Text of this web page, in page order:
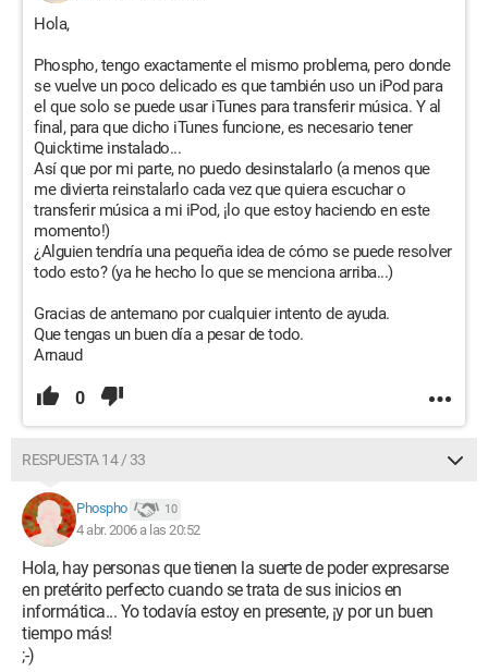
Hola,
Phospho, tengo exactamente el mismo problema, pero donde
se vuelve un poco delicado es que también uso un iPod para
el que solo se puede usar iTunes para transferir música. Y al
final, para que dicho iTunes funcione, es necesario tener
Quicktime instalado...
Así que por mi parte, no puedo desinstalarlo (a menos que
me divierta reinstalarlo cada vez que quiera escuchar o
transferir música a mi iPod, ¡lo que estoy haciendo en este
momento!)
¿Alguien tendría una pequeña idea de cómo se puede resolver
todo esto? (ya he hecho lo que se menciona arriba...)
Gracias de antemano por cualquier intento de ayuda.
Que tengas un buen día a pesar de todo.
Arnaud
0
RESPUESTA 14 / 33
Phospho 10
4 abr. 2006 a las 20:52
Hola, hay personas que tienen la suerte de poder expresarse
en pretérito perfecto cuando se trata de sus inicios en
informática... Yo todavía estoy en presente, ¡y por un buen
tiempo más!
;-)